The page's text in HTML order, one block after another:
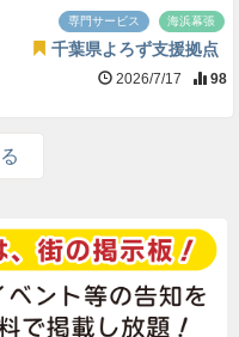
専門サービス 海浜幕張
千葉県よろず支援拠点
2026/7/17 98